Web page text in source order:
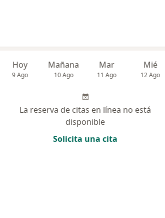
Hoy
9 Ago
Mañana
10 Ago
Mar
11 Ago
Mié
12 Ago
La reserva de citas en línea no está
disponible
Solicita una cita